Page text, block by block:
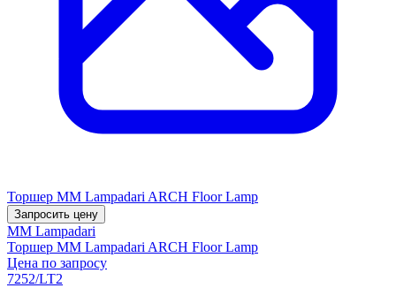
Торшер MM Lampadari ARCH Floor Lamp
Запросить цену
MM Lampadari
Торшер MM Lampadari ARCH Floor Lamp
Цена по запросу
7252/LT2